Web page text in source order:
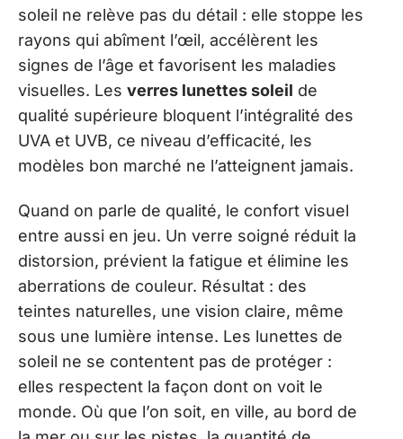
soleil ne relève pas du détail : elle stoppe les
rayons qui abîment l’œil, accélèrent les
signes de l’âge et favorisent les maladies
visuelles. Les verres lunettes soleil de
qualité supérieure bloquent l’intégralité des
UVA et UVB, ce niveau d’efficacité, les
modèles bon marché ne l’atteignent jamais.
Quand on parle de qualité, le confort visuel
entre aussi en jeu. Un verre soigné réduit la
distorsion, prévient la fatigue et élimine les
aberrations de couleur. Résultat : des
teintes naturelles, une vision claire, même
sous une lumière intense. Les lunettes de
soleil ne se contentent pas de protéger :
elles respectent la façon dont on voit le
monde. Où que l’on soit, en ville, au bord de